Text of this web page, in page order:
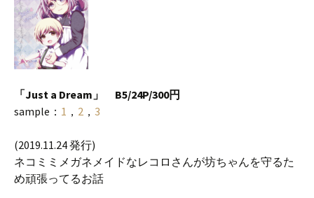
「Just a Dream」 B5/24P/300円
sample： 1 ， 2 ， 3
(2019.11.24 発行)
ネコミミメガネメイドなレコロさんが坊ちゃんを守るた
め頑張ってるお話